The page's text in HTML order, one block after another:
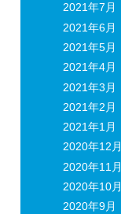
2021年7月
2021年6月
2021年5月
2021年4月
2021年3月
2021年2月
2021年1月
2020年12月
2020年11月
2020年10月
2020年9月